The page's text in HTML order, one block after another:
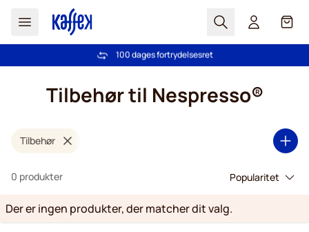
Søg Cart
Fri fragt ved køb over 349 kr.
100 dages fortrydelsesret
Tilbehør til Nespresso®
Tilbehør
0 produkter
Der er ingen produkter, der matcher dit valg.